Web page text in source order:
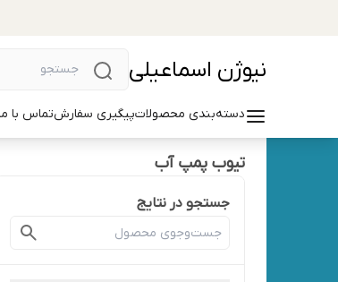
نیوژن اسماعیلی
دسته‌بندی محصولاتپیگیری سفارشتماس با
تیوب پمپ آب
جستجو در نتایج